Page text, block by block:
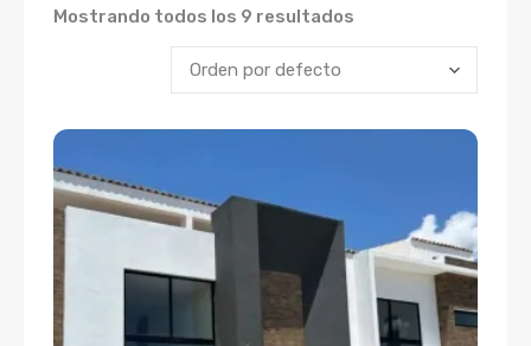
Mostrando todos los 9 resultados